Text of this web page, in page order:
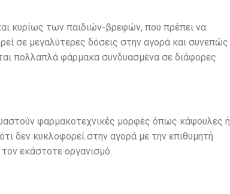
κυρίως των παιδιών-βρεφών, που πρέπει να
σε μεγαλύτερες δόσεις στην αγορά και συνεπώς
πολλαπλά φάρμακα συνδυασμένα σε διάφορες
φαρμακοτεχνικές μορφές όπως κάψουλες ή
δεν κυκλοφορεί στην αγορά με την επιθυμητή
εκάστοτε οργανισμό.